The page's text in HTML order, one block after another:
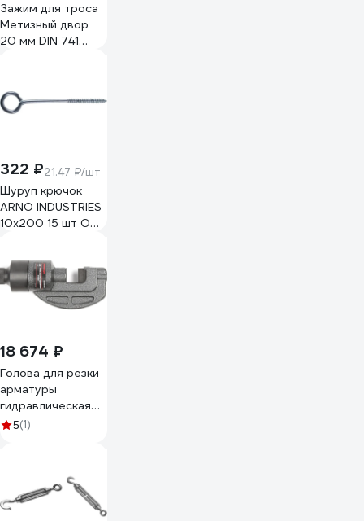
Зажим для троса
Метизный двор
20 мм DIN 741
322 ₽21.47 ₽/шт
Шуруп крючок
ARNO INDUSTRIES
10х200 15 шт О
крепления сталь
оцинкованный
ABR510020032007
18 674 ₽
Голова для резки
арматуры
гидравлическая
Harrison 20 т, Ø 4-
5(1)